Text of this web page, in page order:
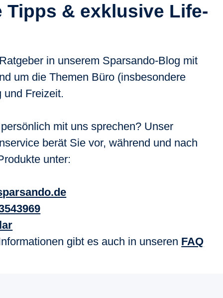
Tipps & exklusive Life-
in unserem Sparsando-Blog mit
um die Themen Büro (insbesondere
und Freizeit.
mit uns sprechen? Unser
berät Sie vor, während und nach
unter:
gibt es auch in unseren FAQ